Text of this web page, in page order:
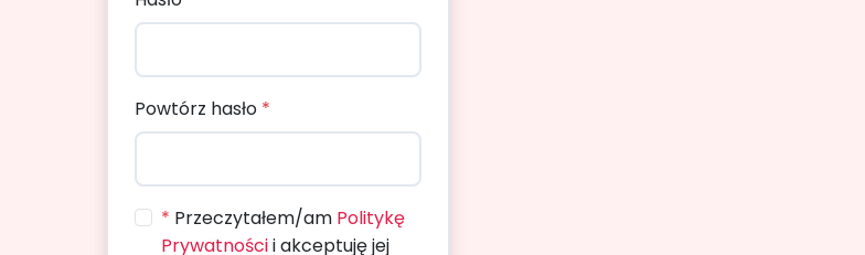
Powtórz hasło *
* Przeczytałem/am Politykę
Prywatnościi akceptuję jej